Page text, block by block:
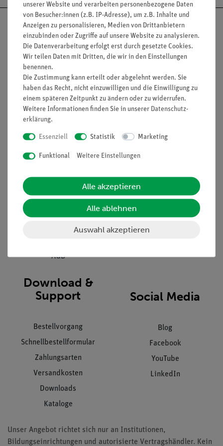
Nach oben
Informationen
Unternehmen
Stellenangebote
Kontakt
Hinweisgeberschutz
Datenschutz
AGB
Service
Übersicht Service
Einräumservice
Inbetriebnahme & Schulungen
Download &
Support
Bestellvorgang
Schnellbestellformular
Zahlungsarten
Versandkosten
Downloads
Kataloge
Social Media
Blog
Facebook
YouTube
LinkedIn
Unser Angebot richtet sich nur an Institutionen,
Bildungseinrichtungen und autorisierte Vertragshändler. Kein
unserer Website und verarbeiten personenbezogene Daten
von Besucher:innen (z.B. IP-Adresse), um z.B. Inhalte und
Anzeigen zu personalisieren, Medien von Drittanbietern
einzubinden oder Zugriffe auf unsere Website zu analysieren.
Die Datenverarbeitung erfolgt erst durch gesetzte Cookies.
Wir teilen Daten mit Dritten, die wir in den Einstellungen
benennen.
Die Zustimmung kann erteilt oder abgelehnt werden. Sie
haben das Recht, nicht einzuwilligen und die Einwilligung zu
einem späteren Zeitpunkt zu ändern oder zu widerrufen.
Weitere Informationen finden Sie in unserer Daten­schutz­
erklärung.
Essenziell Statistik Marketing
Funktional Weitere Einstellungen
Alle akzeptieren
Alle ablehnen
Auswahl akzeptieren